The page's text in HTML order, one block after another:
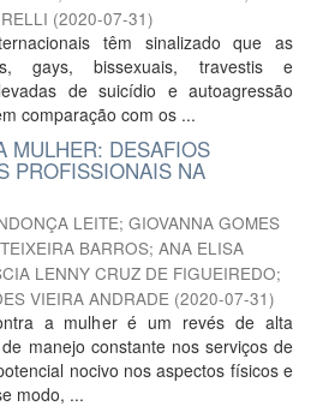
(2020-07-31)
têm sinalizado que as
gays, bissexuais, travestis e
de suicídio e autoagressão
comparação com os ...
MULHER: DESAFIOS
PROFISSIONAIS NA
LEITE; GIOVANNA GOMES
BARROS; ANA ELISA
LENNY CRUZ DE FIGUEIREDO;
VIEIRA ANDRADE (2020-07-31)
a mulher é um revés de alta
manejo constante nos serviços de
nocivo nos aspectos físicos e
modo, ...